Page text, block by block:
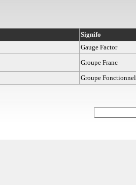
Signifo
Gauge Factor
Groupe Franc
Groupe Fonctionnel